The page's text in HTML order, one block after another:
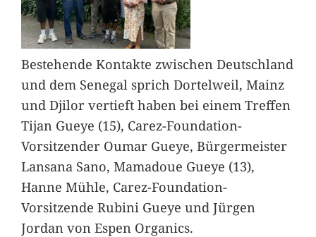
Bestehende Kontakte zwischen Deutschland
und dem Senegal sprich Dortelweil, Mainz
und Djilor vertieft haben bei einem Treffen
Tijan Gueye (15), Carez-Foundation-
Vorsitzender Oumar Gueye, Bürgermeister
Lansana Sano, Mamadoue Gueye (13),
Hanne Mühle, Carez-Foundation-
Vorsitzende Rubini Gueye und Jürgen
Jordan von Espen Organics.